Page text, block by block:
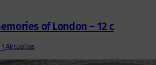
of London – 12 c
Aktuelles